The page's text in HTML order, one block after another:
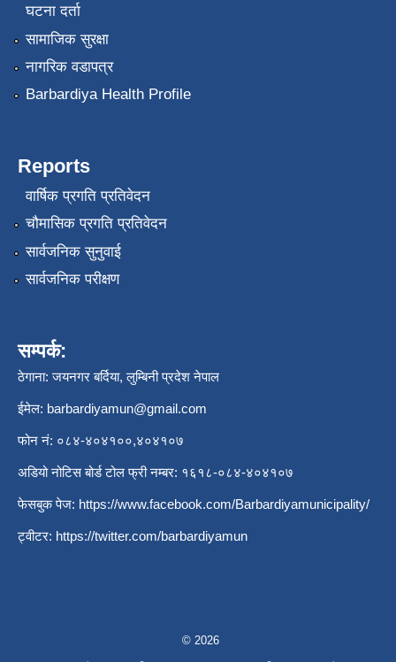
घटना दर्ता
सामाजिक सुरक्षा
नागरिक वडापत्र
Barbardiya Health Profile
Reports
वार्षिक प्रगति प्रतिवेदन
चौमासिक प्रगति प्रतिवेदन
सार्वजनिक सुनुवाई
सार्वजनिक परीक्षण
सम्पर्क:
ठेगाना: जयनगर बर्दिया, लुम्बिनी प्रदेश नेपाल
ईमेल: barbardiyamun@gmail.com
फोन नं: ०८४-४०४१००,४०४१०७
अडियो नोटिस बोर्ड टोल फ्री नम्बर: १६१८-०८४-४०४१०७
फेसबुक पेज: https://www.facebook.com/Barbardiyamunicipality/
ट्वीटर: https://twitter.com/barbardiyamun
© 2026